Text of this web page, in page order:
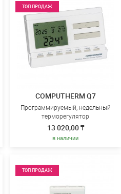
ТОП ПРОДАЖ
COMPUTHERM Q7
Программируемый, недельный
терморегулятор
13 020,00 ₸
в наличии
ТОП ПРОДАЖ